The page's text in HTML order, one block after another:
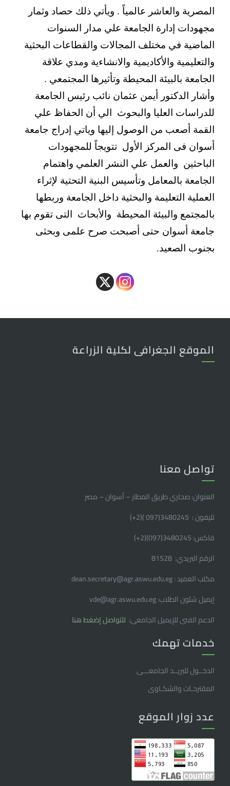
المصرية والعاشر عالمياً . ويأتي ذلك حصاد وثمار
مجهودات إدارة الجامعة علي مدار السنوات
الماضية في مختلف المجالات والقطاعات البحثية
والتعليمية والأكاديمية والانشاءية ومدي علاقة
الجامعة بالبيئة المحيطة وتأثيرها المجتمعي .
وأشار الدكتور أيمن عثمان نائب رئيس الجامعة
للدراسات العليا والبحوث الي أن الحفاظ علي
القمة أصعب من الوصول إليها وياتي إدراج جامعة
أسوان فى المركز الأول تتويجاً للمجهودات
الباحثين والعمل علي النشر العلمي واهتمام
الجامعة بالمعامل وتأسيس البنية التحتية لإثراء
العملية التعليمة والبحثية داخل الجامعة وربطها
بالمجتمع والبيئة المحيطة والأبحاث التى تقوم بها
جامعة أسوان حتى أصبحت صرح علمى وبحثى
بجنوب الصعيد.
الموقع الجغرافى لكلية الزراعة
تواصل معنا
العنوان: صحاري طريق المطار – أسوان – مصر
تليفون : 3480245(097 )(2
+
)
فاكس: 3480245(097)(2
+
)
الرقم البريدي: 81528
مكتب العميد : dean.secretary@agr.aswu.edu.eg
إيميل شئون الطلاب: vde@agr.aswu.edu.eg
الدعم الفنى للإيميل الجامعى: للتواصل إضغط هنا
خدمات تهمك
الدخــول للبريــد الجامعـــى
المقترحـات والشكـاوى
عدد زوار الموقع